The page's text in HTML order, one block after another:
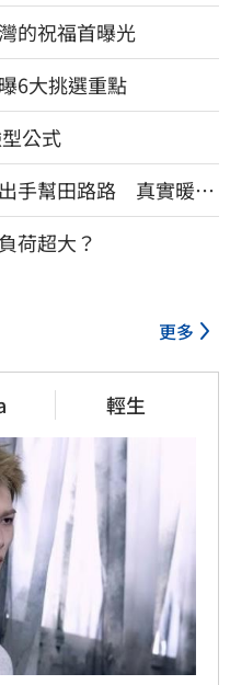
的祝福首曝光
6大挑選重點
公式
手幫田路路 真實暖舉
荷超大？
更多
輕生